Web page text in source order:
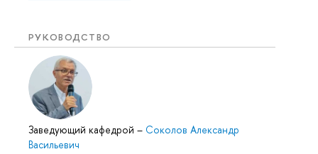
РУКОВОДСТВО
Заведующий кафедрой – Соколов Александр
Васильевич